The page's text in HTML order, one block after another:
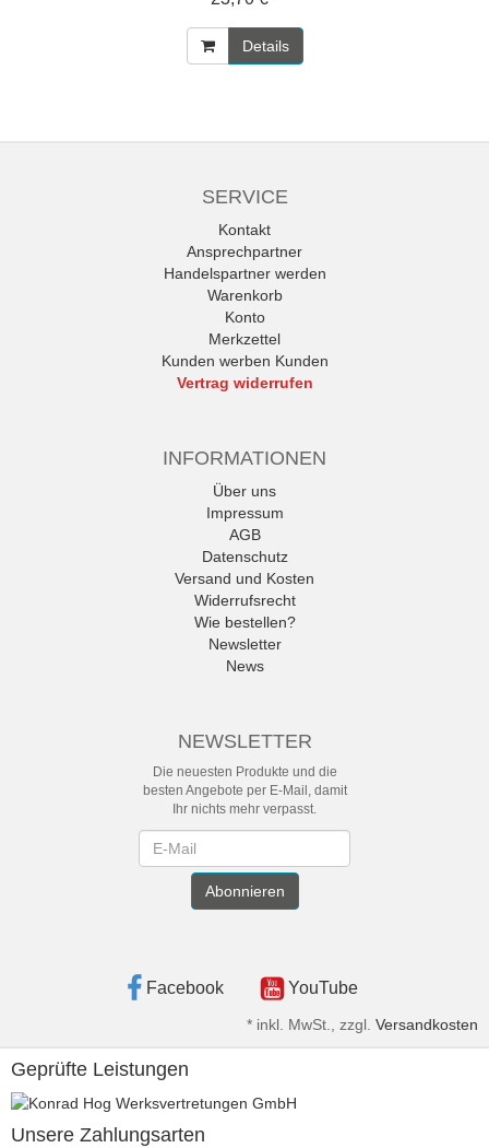
Details
SERVICE
Kontakt
Ansprechpartner
Handelspartner werden
Warenkorb
Konto
Merkzettel
Kunden werben Kunden
Vertrag widerrufen
INFORMATIONEN
Über uns
Impressum
AGB
Datenschutz
Versand und Kosten
Widerrufsrecht
Wie bestellen?
Newsletter
News
NEWSLETTER
Die neuesten Produkte und die
besten Angebote per E-Mail, damit
Ihr nichts mehr verpasst.
Abonnieren
Facebook YouTube
* inkl. MwSt., zzgl. Versandkosten
Geprüfte Leistungen
Unsere Zahlungsarten